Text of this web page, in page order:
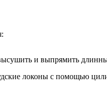
и выпрямить
локоны с помощью